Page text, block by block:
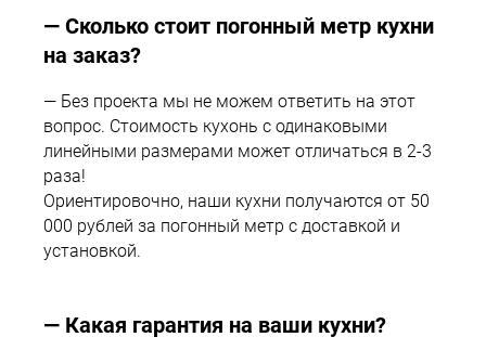
— Сколько стоит погонный метр кухни
на заказ?
— Без проекта мы не можем ответить на этот
вопрос. Стоимость кухонь с одинаковыми
линейными размерами может отличаться в 2-3
раза!
Ориентировочно, наши кухни получаются от 50
000 рублей за погонный метр с доставкой и
установкой.
— Какая гарантия на ваши кухни?